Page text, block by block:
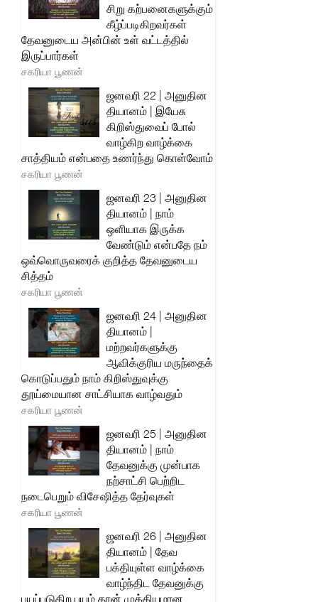
சிறு கற்பனைகளுக்கும்
கீழ்ப்படிகிறவர்கள்
தேவனுடைய அன்பின் உள் வட்டத்தில்
இருப்பார்கள்
சகரியா பூணன்
ஜனவரி 22 | அனுதின
தியானம் | இயேசு
கிறிஸ்துவைப் போல்
வாழ்கிற வாழ்க்கை
சாத்தியம் என்பதை உணர்ந்து கொள்வோம்
சகரியா பூணன்
ஜனவரி 23 | அனுதின
தியானம் | நாம்
ஒளியாக இருக்க
வேண்டும் என்பதே நம்
ஒவ்வொருவரைக் குறித்த தேவனுடைய
சித்தம்
சகரியா பூணன்
ஜனவரி 24 | அனுதின
தியானம் |
மற்றவர்களுக்கு
ஆவிக்குரிய மருந்தைக்
கொடுப்பதும் நாம் கிறிஸ்துவுக்கு
தூய்மையான சாட்சியாக வாழ்வதும்
சகரியா பூணன்
ஜனவரி 25 | அனுதின
தியானம் | நாம்
தேவனுக்கு முன்பாக
நற்சாட்சி பெற்றிட
நடைபெறும் விசேஷித்த தேர்வுகள்
சகரியா பூணன்
ஜனவரி 26 | அனுதின
தியானம் | தேவ
பக்தியுள்ள வாழ்க்கை
வாழ்ந்திட தேவனுக்கு
பயப்படுகிற பயம் தான் முக்கியமான